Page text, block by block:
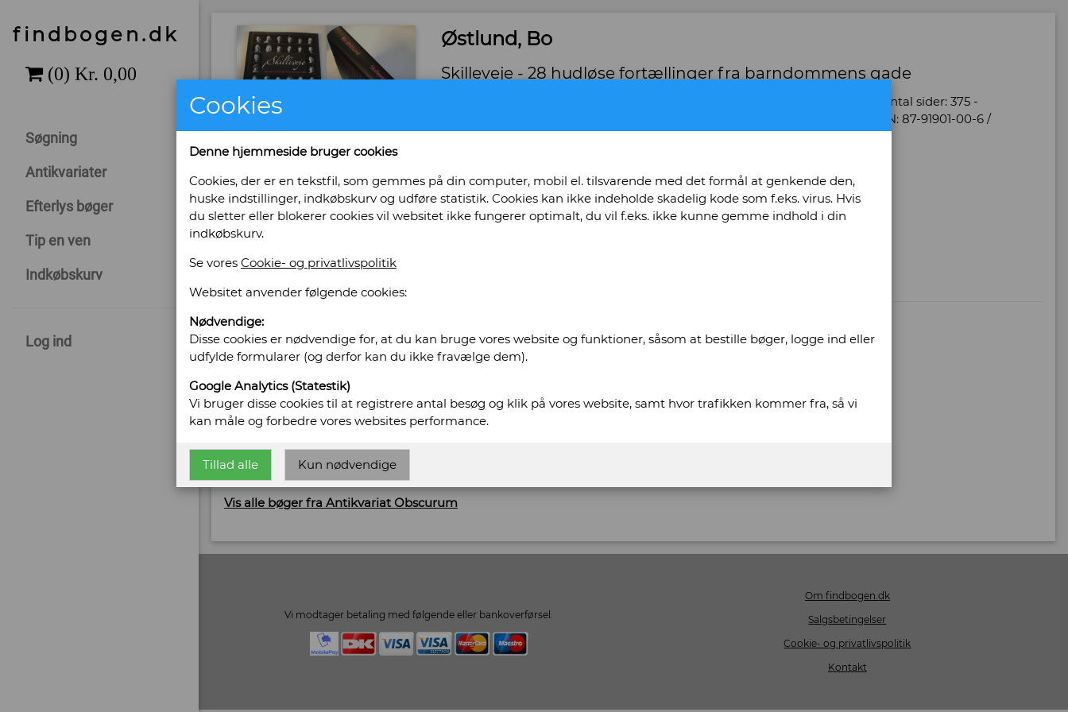
findbogen.dk
Søgning
Antikvariater
Efterlys bøger
Tip en ven
Indkøbskurv
Log ind
Østlund, Bo
Skilleveje - 28 hudløse fortællinger fra barndommens gade
Forlag: Heatherhill - Udgivet år: 2006 - Antal bind: 1 - Oplag: 4 - Udgave: 1 - Antal sider: 375 -
Indbinding: Hardback med smudsomslag. - Tilstand: Pænt eksemplar. - ISBN: 87-91901-00-6 /
Illustreret i sort-hvid og farver. Stor format. www.skilleveje.dk.
Pris: Kr. 120,00
Sælges af: Antikvariat Obscurum
Gl. Vejlevej 10
7400 Herning
Telefonnr: +45 2062 6574
CVR/SE: 37177377
Hjemmeside:www.obscurum.dk
Email:
pernille@obscurum.dk
Vis alle bøger fra Antikvariat Obscurum
Vi modtager betaling med følgende eller bankoverførsel.
Om findbogen.dk
Salgsbetingelser
Cookie- og privatlivspolitik
Kontakt
Cookies
Denne hjemmeside bruger cookies
Cookies, der er en tekstfil, som gemmes på din computer, mobil el. tilsvarende med det formål at genkende den,
huske indstillinger, indkøbskurv og udføre statistik. Cookies kan ikke indeholde skadelig kode som f.eks. virus. Hvis
du sletter eller blokerer cookies vil websitet ikke fungerer optimalt, du vil f.eks. ikke kunne gemme indhold i din
indkøbskurv.
Se vores Cookie- og privatlivspolitik
Websitet anvender følgende cookies:
Nødvendige:
Disse cookies er nødvendige for, at du kan bruge vores website og funktioner, såsom at bestille bøger, logge ind eller
udfylde formularer (og derfor kan du ikke fravælge dem).
Google Analytics (Statestik)
Vi bruger disse cookies til at registrere antal besøg og klik på vores website, samt hvor trafikken kommer fra, så vi
kan måle og forbedre vores websites performance.
Tillad alle Kun nødvendige